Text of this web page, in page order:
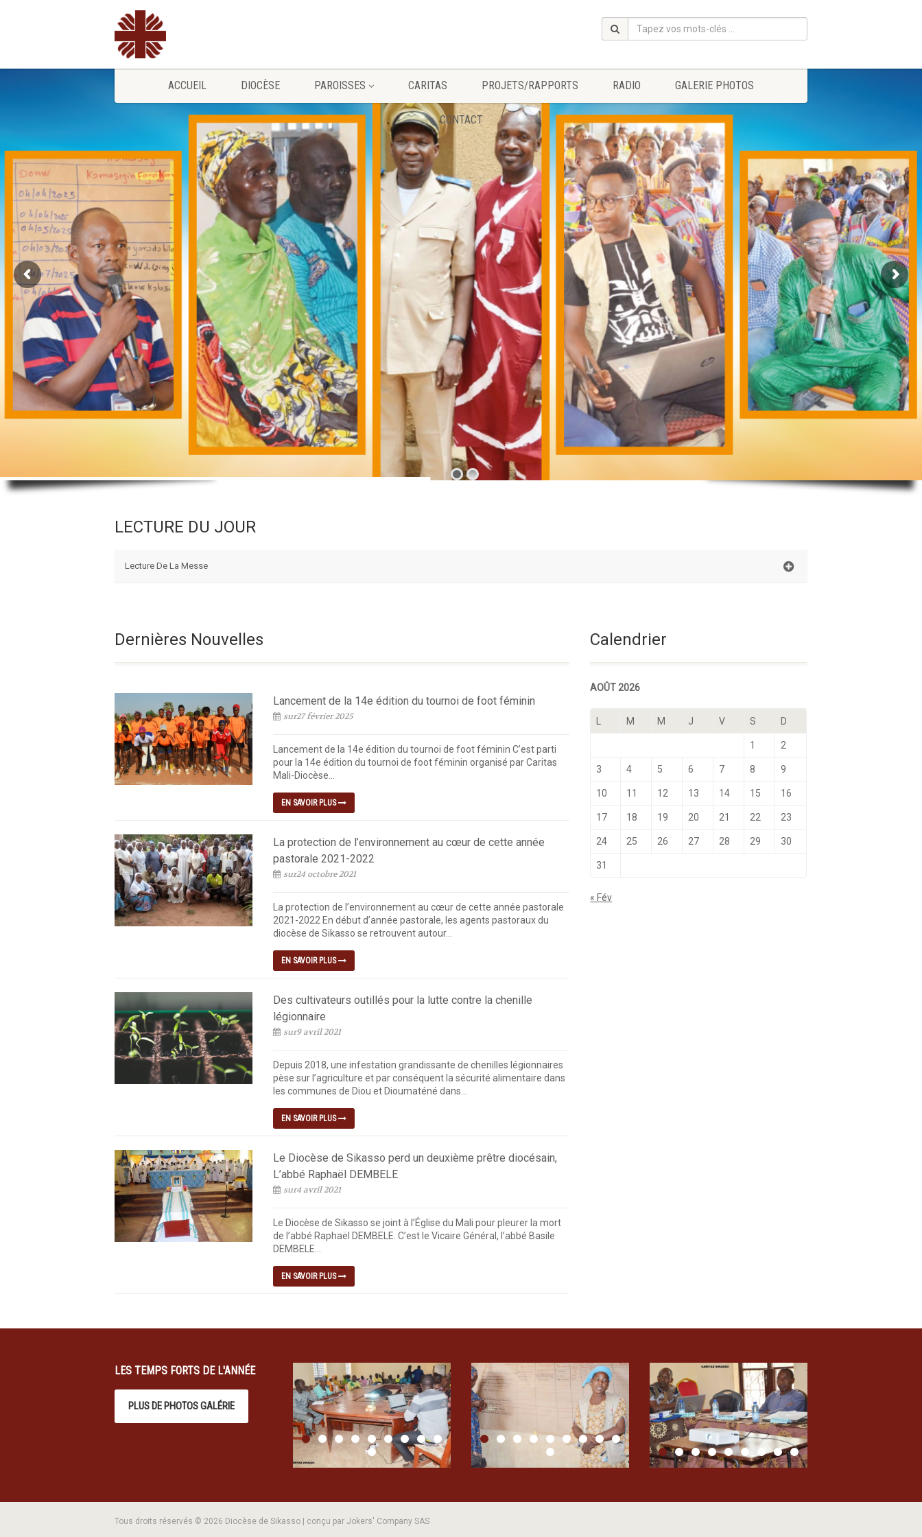
ACCUEIL DIOCÈSE PAROISSES CARITAS PROJETS/RAPPORTS RADIO GALERIE PHOTOS
CONTACT
LECTURE DU JOUR
Lecture De La Messe
Dernières Nouvelles
Lancement de la 14e édition du tournoi de foot féminin
sur27 février 2025
Lancement de la 14e édition du tournoi de foot féminin C’est parti
pour la 14e édition du tournoi de foot féminin organisé par Caritas
Mali-Diocèse...
EN SAVOIR PLUS
La protection de l’environnement au cœur de cette année
pastorale 2021-2022
sur24 octobre 2021
La protection de l’environnement au cœur de cette année pastorale
2021-2022 En début d’année pastorale, les agents pastoraux du
diocèse de Sikasso se retrouvent autour...
EN SAVOIR PLUS
Des cultivateurs outillés pour la lutte contre la chenille
légionnaire
sur9 avril 2021
Depuis 2018, une infestation grandissante de chenilles légionnaires
pèse sur l’agriculture et par conséquent la sécurité alimentaire dans
les communes de Diou et Dioumaténé dans...
EN SAVOIR PLUS
Le Diocèse de Sikasso perd un deuxième prêtre diocésain,
L’abbé Raphaël DEMBELE
sur4 avril 2021
Le Diocèse de Sikasso se joint à l’Église du Mali pour pleurer la mort
de l’abbé Raphaël DEMBELE. C’est le Vicaire Général, l’abbé Basile
DEMBELE...
EN SAVOIR PLUS
Calendrier
AOÛT 2026
M M J V S D
1 2
3 4 5 6 7 8 9
10 11 12 13 14 15 16
17 18 19 20 21 22 23
24 25 26 27 28 29 30
31
« Fév
LES TEMPS FORTS DE L'ANNÉE
PLUS DE PHOTOS GALÉRIE
Tous droits réservés © 2026 Diocèse de Sikasso | conçu par Jokers' Company SAS